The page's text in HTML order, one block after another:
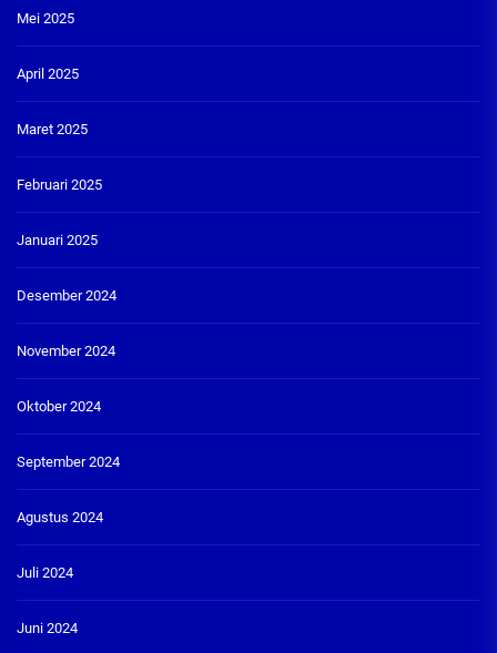
Mei 2025
April 2025
Maret 2025
Februari 2025
Januari 2025
Desember 2024
November 2024
Oktober 2024
September 2024
Agustus 2024
Juli 2024
Juni 2024